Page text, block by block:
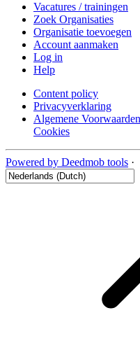
Vacatures / trainingen
Zoek Organisaties
Organisatie toevoegen
Account aanmaken
Log in
Help
Content policy
Privacyverklaring
Algemene Voorwaarden
Cookies
Powered by Deedmob tools ·